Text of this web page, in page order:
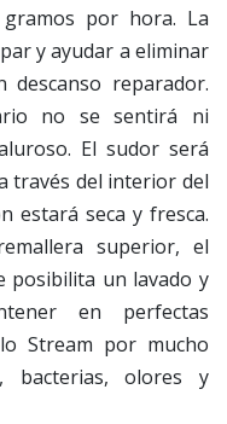
por hora. La
y ayudar a eliminar
reparador.
no se sentirá ni
El sudor será
través del interior del
estará seca y fresca.
superior, el
posibilita un lavado y
en perfectas
Stream por mucho
bacterias, olores y